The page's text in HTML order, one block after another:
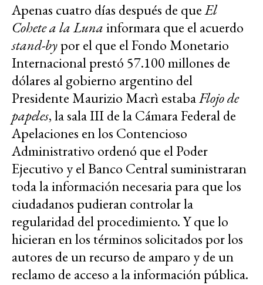
Apenas cuatro días después de queEl
Cohete a la Lunainformara que el acuerdo
stand-bypor el que el Fondo Monetario
Internacional prestó 57.100 millones de
dólares al gobierno argentino del
Presidente Maurizio Macrì estabaFlojo de
papeles, la sala III de la Cámara Federal de
Apelaciones en los Contencioso
Administrativo ordenó que el Poder
Ejecutivo y el Banco Central suministraran
toda la información necesaria para que los
ciudadanos pudieran controlar la
regularidad del procedimiento. Y que lo
hicieran en los términos solicitados por los
autores de un recurso de amparo y de un
reclamo de acceso a la información pública.